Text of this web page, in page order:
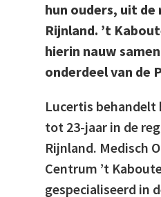
hun ouders, uit
Rijnland. ’t
hierin nauw
onderdeel van de
Lucertis behandelt
tot 23-jaar in de
Rijnland. Medisch
Centrum ’t
gespecialiseerd in